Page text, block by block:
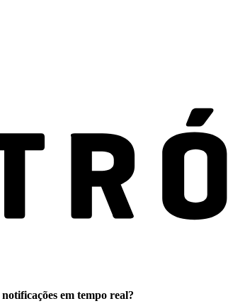
notificações em tempo real?